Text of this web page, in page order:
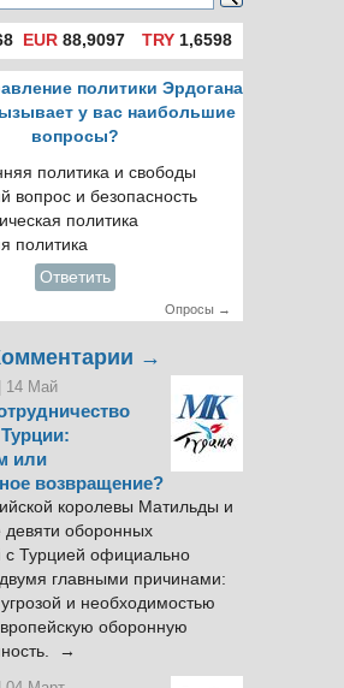
EUR 88,9097 TRY1,6598
политики Эрдогана
у вас наибольшие
вопросы?
политика и свободы
вопрос и безопасность
политика
политика
Ответить
Опросы →
→
| 14 Май
или
возвращение?
королевы Матильды и
девяти оборонных
с Турцией официально
главными причинами:
и необходимостью
оборонную
→